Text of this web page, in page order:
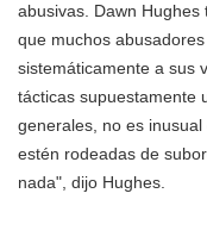
abusivas. Dawn
que muchos
sistemáticamente a sus
tácticas supuestamente
generales, no es
estén rodeadas de
nada", dijo Hughes.